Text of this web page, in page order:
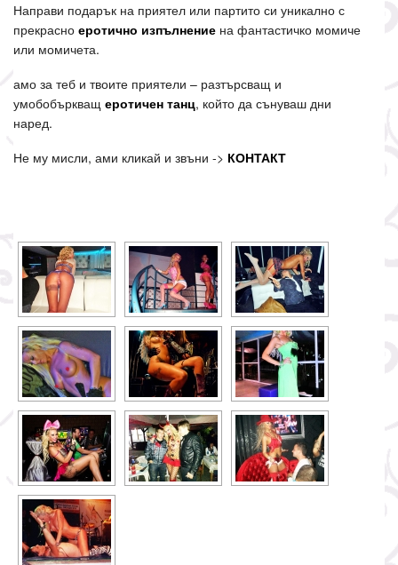
Направи подарък на приятел или партито си уникално с
прекрасно еротично изпълнение на фантастичко момиче
или момичета.
амо за теб и твоите приятели – разтърсващ и
умобобъркващ еротичен танц, който да сънуваш дни
наред.
Не му мисли, ами кликай и звъни -> КОНТАКТ